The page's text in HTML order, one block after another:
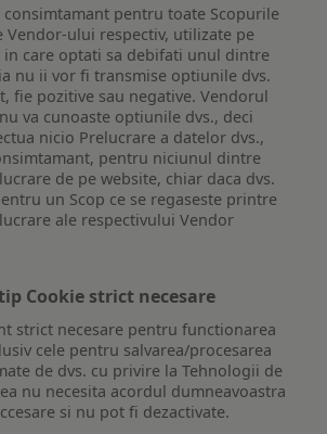
pentru toate Scopurile
Vendor-ului respectiv, utilizate pe
in care optati sa debifati unul dintre
nu ii vor fi transmise optiunile dvs.
fie pozitive sau negative. Vendorul
va cunoaste optiunile dvs., deci
nicio Prelucrare a datelor dvs.,
pentru niciunul dintre
de pe website, chiar daca dvs.
un Scop ce se regaseste printre
ale respectivului Vendor
Cookie strict necesare
strict necesare pentru functionarea
cele pentru salvarea/procesarea
de dvs. cu privire la Tehnologii de
nu necesita acordul dumneavoastra
si nu pot fi dezactivate.